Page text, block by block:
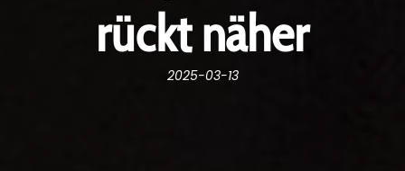
rückt näher
2025-03-13